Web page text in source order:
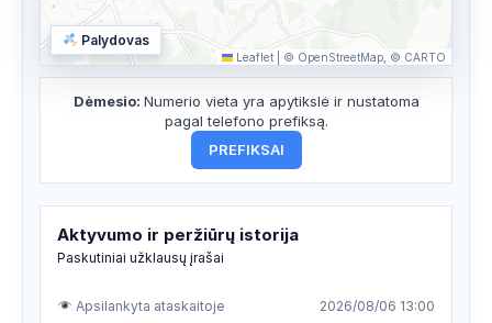
Leaflet © OpenStreetMap, © CARTO
Palydovas
Dėmesio: Numerio vieta yra apytikslė ir nustatoma
pagal telefono prefiksą.
PREFIKSAI
Aktyvumo ir peržiūrų istorija
Paskutiniai užklausų įrašai
Apsilankyta ataskaitoje 2026/08/06 13:00